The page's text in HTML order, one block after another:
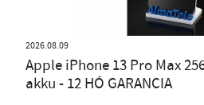
2026.08.09
Apple iPhone 13 Pro Max
akku - 12 HÓ GARANCIA